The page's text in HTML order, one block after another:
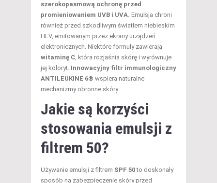
szerokopasmową ochronę przed
promieniowaniem UVB i UVA. Emulsja chroni
również przed szkodliwym światłem niebieskim
HEV, emitowanym przez ekrany urządzeń
elektronicznych. Niektóre formuły zawierają
witaminę C, która rozjaśnia skórę i wyrównuje
jej koloryt. Innowacyjny filtr immunologiczny
ANTILEUKINE 6® wspiera naturalne
mechanizmy obronne skóry.
Jakie są korzyści
stosowania emulsji z
filtrem 50?
Używanie emulsji z filtrem SPF 50to doskonały
sposób na zabezpieczenie skóry przed